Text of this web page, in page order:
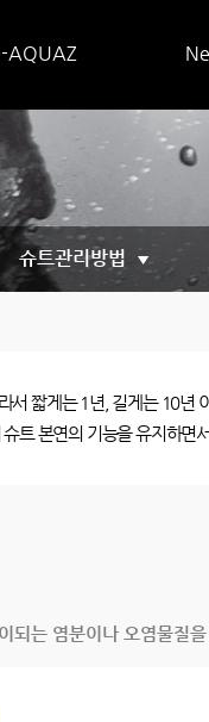
AQUAZ
슈트관리방법 ▼
서 짧게는 1년, 길게는 10년
트 본연의 기능을 유지하면
되는 염분이나 오염물질